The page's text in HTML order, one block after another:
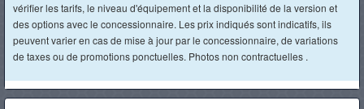
vérifier les tarifs, le niveau d'équipement et la disponibilité de la version et
des options avec le concessionnaire. Les prix indiqués sont indicatifs, ils
peuvent varier en cas de mise à jour par le concessionnaire, de variations
de taxes ou de promotions ponctuelles. Photos non contractuelles .